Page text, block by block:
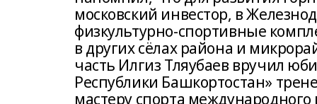
московский инвестор, в
физкультурно-спортивные
в других сёлах района и
часть Илгиз Тляубаев вручил
Республики Башкортостан»
мастеру спорта международного